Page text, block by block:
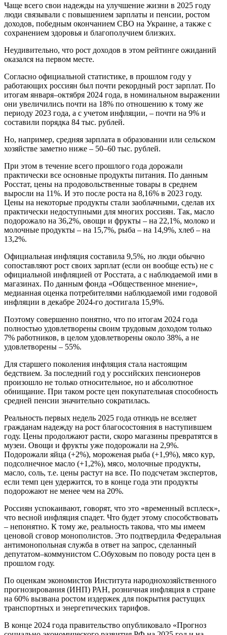
Чаще всего свои надежды на улучшение жизни в 2025 году
люди связывали с повышением зарплаты и пенсии, ростом
доходов, победным окончанием СВО на Украине, а также с
сохранением здоровья и благополучием близких.
Неудивительно, что рост доходов в этом рейтинге ожиданий
оказался на первом месте.
Согласно официальной статистике, в прошлом году у
работающих россиян был почти рекордный рост зарплат. По
итогам января–октября 2024 года, в номинальном выражении
они увеличились почти на 18% по отношению к тому же
периоду 2023 года, а с учетом инфляции, – почти на 9% и
составили порядка 84 тыс. рублей.
Но, например, средняя зарплата в образовании или сельском
хозяйстве заметно ниже – 50–60 тыс. рублей.
При этом в течение всего прошлого года дорожали
практически все основные продукты питания. По данным
Росстат, цены на продовольственные товары в среднем
выросли на 11%. И это после роста на 8,16% в 2023 году.
Цены на некоторые продукты стали заоблачными, сделав их
практически недоступными для многих россиян. Так, масло
подорожало на 36,2%, овощи и фрукты – на 22,1%, молоко и
молочные продукты – на 15,7%, рыба – на 14,9%, хлеб – на
13,2%.
Официальная инфляция составила 9,5%, но люди обычно
сопоставляют рост своих зарплат (если он вообще есть) не с
официальной инфляцией от Росстата, а с наблюдаемой ими в
магазинах. По данным фонда «Общественное мнение»,
медианная оценка потребителями наблюдаемой ими годовой
инфляции в декабре 2024-го достигала 15,9%.
Поэтому совершенно понятно, что по итогам 2024 года
полностью удовлетворены своим трудовым доходом только
7% работников, в целом удовлетворены около 38%, а не
удовлетворены – 55%.
Для старшего поколения инфляция стала настоящим
бедствием. За последний год у российских пенсионеров
произошло не только относительное, но и абсолютное
обнищание. При таком росте цен покупательная способность
средней пенсии значительно сократилась.
Реальность первых недель 2025 года отнюдь не вселяет
гражданам надежду на рост благосостояния в наступившем
году. Цены продолжают расти, скоро магазины превратятся в
музеи. Овощи и фрукты уже подорожали на 2,9%.
Подорожали яйца (+2%), мороженая рыба (+1,9%), мясо кур,
подсолнечное масло (+1,2%), мясо, молочные продукты,
масло, соль, т.е. цены растут на все. По подсчетам экспертов,
если темп цен удержится, то в конце года эти продукты
подорожают не менее чем на 20%.
Россиян успокаивают, говорят, что это «временный всплеск»,
что весной инфляция спадет. Что будет этому способствовать
– непонятно. К тому же, реальность такова, что мы имеем
ценовой сговор монополистов. Это подтвердила Федеральная
антимонопольная служба в ответ на запрос, сделанный
депутатом–коммунистом С.Обуховым по поводу роста цен в
прошлом году.
По оценкам экономистов Института народнохозяйственного
прогнозирования (ИНП) РАН, розничная инфляция в стране
на 60% вызвана ростом издержек для покрытия растущих
транспортных и энергетических тарифов.
В конце 2024 года правительство опубликовало «Прогноз